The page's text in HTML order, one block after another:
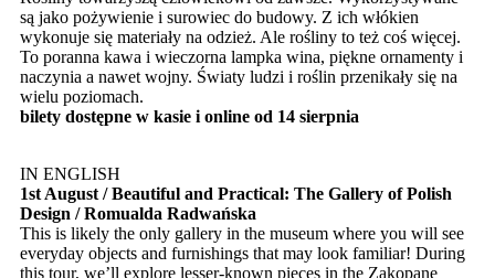
są jako pożywienie i surowiec do budowy. Z ich włókien
wykonuje się materiały na odzież. Ale rośliny to też coś więcej.
To poranna kawa i wieczorna lampka wina, piękne ornamenty i
naczynia a nawet wojny. Światy ludzi i roślin przenikały się na
wielu poziomach.
bilety dostępne w kasie i online od 14 sierpnia
IN ENGLISH
1st August / Beautiful and Practical: The Gallery of Polish
Design / Romualda Radwańska
This is likely the only gallery in the museum where you will see
everyday objects and furnishings that may look familiar! During
this tour, we’ll explore lesser-known pieces in the Zakopane